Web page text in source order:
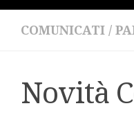
COMUNICATI /
Novità